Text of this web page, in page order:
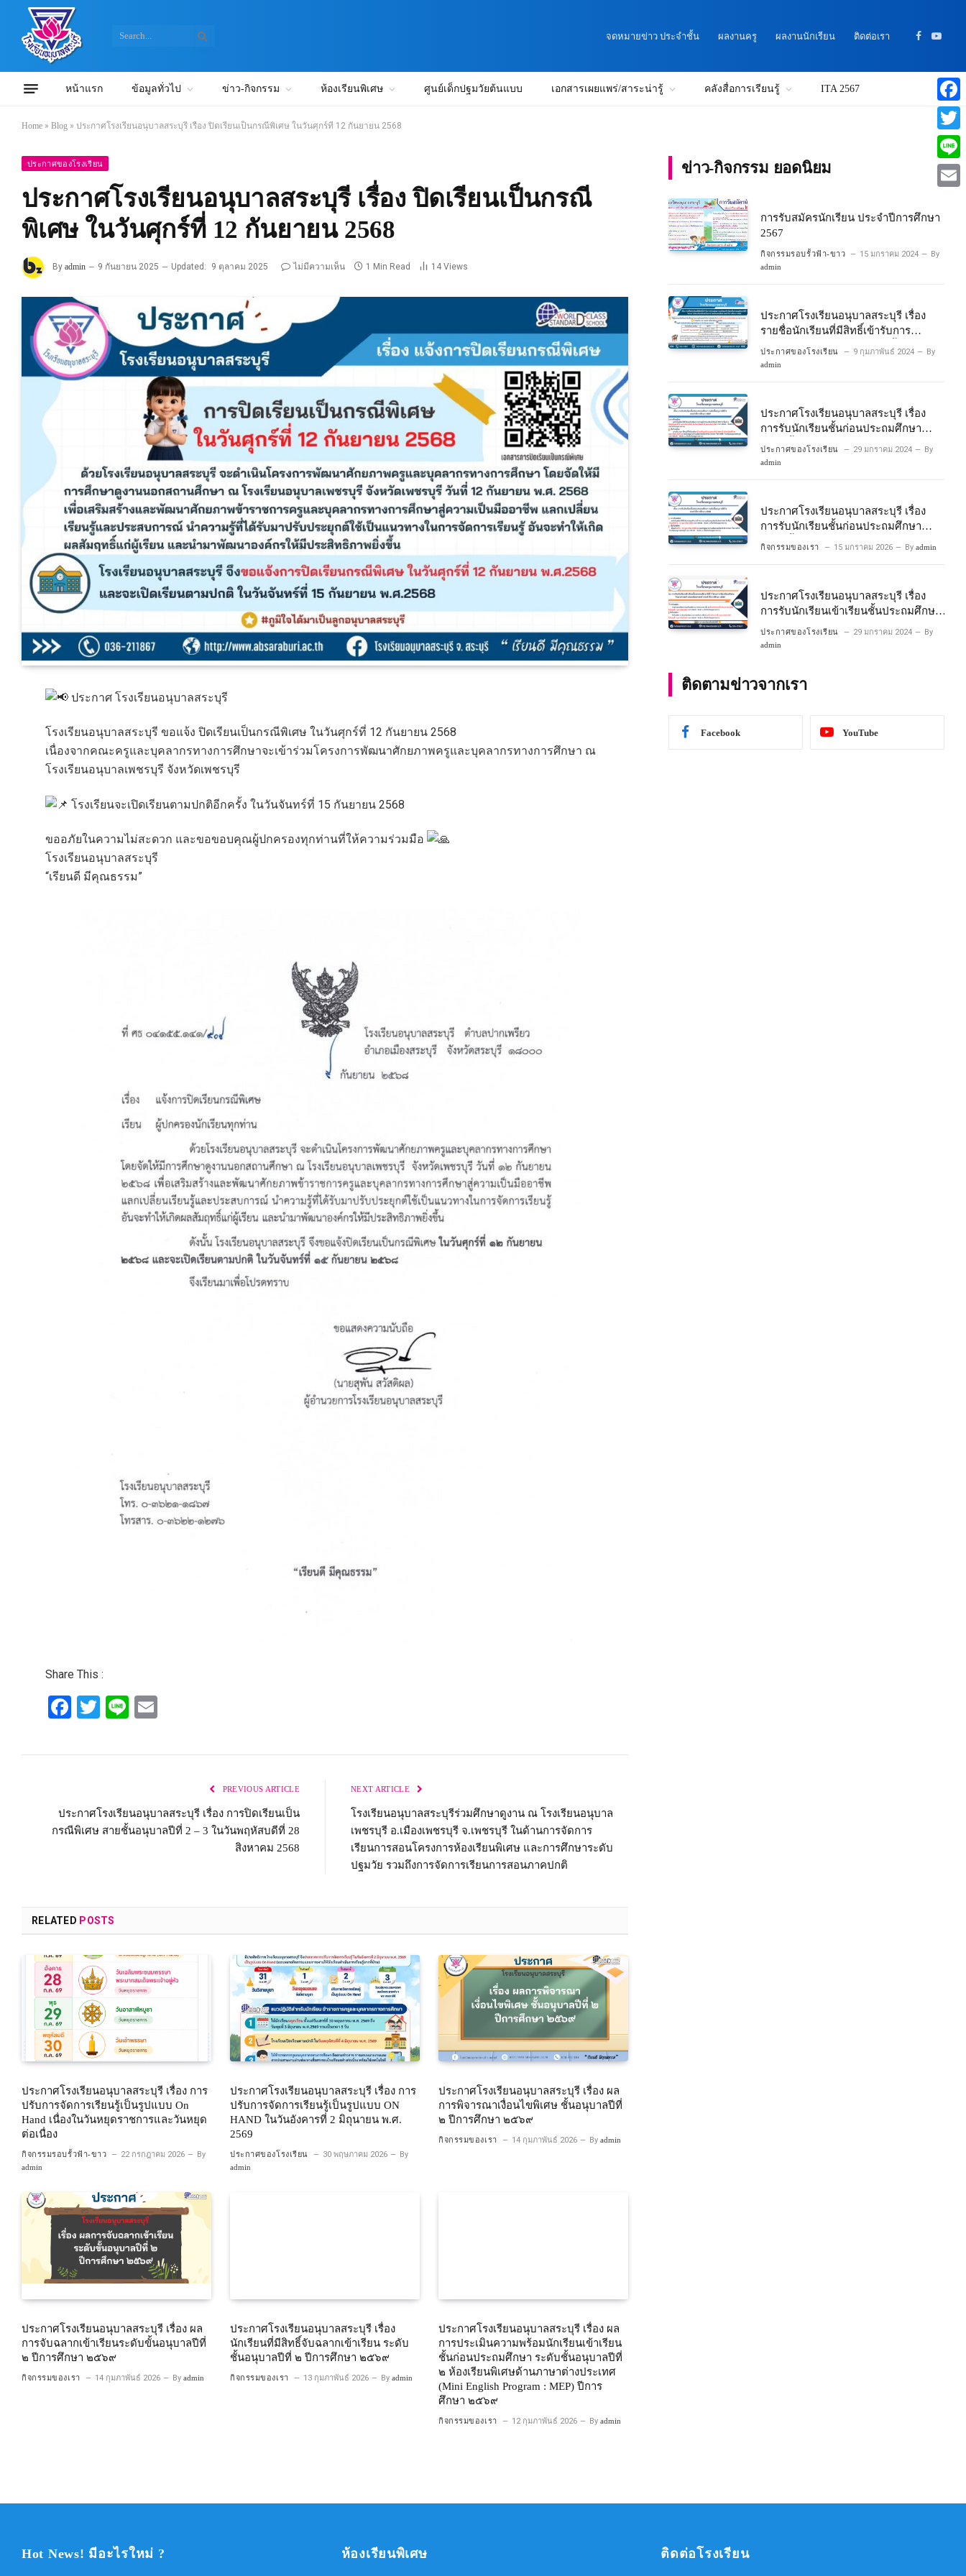
จดหมายข่าว ประจำชั้น ผลงานครู ผลงานนักเรียน ติดต่อเรา
Facebook
หน้าแรก ข้อมูลทั่วไป ข่าว-กิจกรรม ห้องเรียนพิเศษ ศูนย์เด็กปฐมวัยต้นแบบ เอกสารเผยแพร่/สาระน่ารู้ คลังสื่อการเรียนรู้ ITA 2567
Home » Blog » ประกาศโรงเรียนอนุบาลสระบุรี เรื่อง ปิดเรียนเป็นกรณีพิเศษ ในวันศุกร์ที่ 12 กันยายน 2568
ประกาศของโรงเรียน
ประกาศโรงเรียนอนุบาลสระบุรี เรื่อง ปิดเรียนเป็นกรณี
พิเศษ ในวันศุกร์ที่ 12 กันยายน 2568
By admin 9 กันยายน 2025 Updated: 9 ตุลาคม 2025 ไม่มีความเห็น 1 Min Read 14 Views
ประกาศ โรงเรียนอนุบาลสระบุรี
โรงเรียนอนุบาลสระบุรี ขอแจ้ง ปิดเรียนเป็นกรณีพิเศษ ในวันศุกร์ที่ 12 กันยายน 2568
เนื่องจากคณะครูและบุคลากรทางการศึกษาจะเข้าร่วมโครงการพัฒนาศักยภาพครูและบุคลากรทางการศึกษา ณ
โรงเรียนอนุบาลเพชรบุรี จังหวัดเพชรบุรี
โรงเรียนจะเปิดเรียนตามปกติอีกครั้ง ในวันจันทร์ที่ 15 กันยายน 2568
ขออภัยในความไม่สะดวก และขอขอบคุณผู้ปกครองทุกท่านที่ให้ความร่วมมือ
โรงเรียนอนุบาลสระบุรี
“เรียนดี มีคุณธรรม”
Share This :
Facebook
Twitter
Line
PREVIOUS ARTICLE
ประกาศโรงเรียนอนุบาลสระบุรี เรื่อง การปิดเรียนเป็น
กรณีพิเศษ สายชั้นอนุบาลปีที่ 2 – 3 ในวันพฤหัสบดีที่ 28
สิงหาคม 2568
NEXT ARTICLE
โรงเรียนอนุบาลสระบุรีร่วมศึกษาดูงาน ณ โรงเรียนอนุบาล
เพชรบุรี อ.เมืองเพชรบุรี จ.เพชรบุรี ในด้านการจัดการ
เรียนการสอนโครงการห้องเรียนพิเศษ และการศึกษาระดับ
ปฐมวัย รวมถึงการจัดการเรียนการสอนภาคปกติ
RELATED POSTS
ประกาศโรงเรียนอนุบาลสระบุรี เรื่อง การ
ปรับการจัดการเรียนรู้เป็นรูปแบบ On
Hand เนื่องในวันหยุดราชการและวันหยุด
ต่อเนื่อง
กิจกรรมรอบรั้วฟ้า-ขาว 22 กรกฎาคม 2026 By
admin
ประกาศโรงเรียนอนุบาลสระบุรี เรื่อง การ
ปรับการจัดการเรียนรู้เป็นรูปแบบ ON
HAND ในวันอังคารที่ 2 มิถุนายน พ.ศ.
2569
ประกาศของโรงเรียน 30 พฤษภาคม 2026 By
admin
ประกาศโรงเรียนอนุบาลสระบุรี เรื่อง ผล
การพิจารณาเงื่อนไขพิเศษ ชั้นอนุบาลปีที่
๒ ปีการศึกษา ๒๕๖๙
กิจกรรมของเรา 14 กุมภาพันธ์ 2026 By admin
ประกาศโรงเรียนอนุบาลสระบุรี เรื่อง ผล
การจับฉลากเข้าเรียนระดับขั้นอนุบาลปีที่
๒ ปีการศึกษา ๒๕๖๙
กิจกรรมของเรา 14 กุมภาพันธ์ 2026 By admin
ประกาศโรงเรียนอนุบาลสระบุรี เรื่อง
นักเรียนที่มีสิทธิ์จับฉลากเข้าเรียน ระดับ
ชั้นอนุบาลปีที่ ๒ ปีการศึกษา ๒๕๖๙
กิจกรรมของเรา 13 กุมภาพันธ์ 2026 By admin
ประกาศโรงเรียนอนุบาลสระบุรี เรื่อง ผล
การประเมินความพร้อมนักเรียนเข้าเรียน
ชั้นก่อนประถมศึกษา ระดับชั้นอนุบาลปีที่
๒ ห้องเรียนพิเศษด้านภาษาต่างประเทศ
(Mini English Program : MEP) ปีการ
ศึกษา ๒๕๖๙
กิจกรรมของเรา 12 กุมภาพันธ์ 2026 By admin
ข่าว-กิจกรรม ยอดนิยม
การรับสมัครนักเรียน ประจำปีการศึกษา
2567
กิจกรรมรอบรั้วฟ้า-ขาว 15 มกราคม 2024 By
admin
ประกาศโรงเรียนอนุบาลสระบุรี เรื่อง
รายชื่อนักเรียนที่มีสิทธิ์เข้ารับการ
ประเมินความพร้อมเข้าเรียนชั้นประถม
ศึกษาปีที่ 1 โครงการห้องเรียนพิเศษ
ประกาศของโรงเรียน 9 กุมภาพันธ์ 2024 By
admin
ประกาศโรงเรียนอนุบาลสระบุรี เรื่อง
การรับนักเรียนชั้นก่อนประถมศึกษา
ระดับชั้นอนุบาลปีที่ 2 ประจําปีการศึกษา
2567
ประกาศของโรงเรียน 29 มกราคม 2024 By
admin
ประกาศโรงเรียนอนุบาลสระบุรี เรื่อง
การรับนักเรียนชั้นก่อนประถมศึกษา
ระดับชั้นอนุบาลปีที่ ๒ ประจำปีการศึกษา
กิจกรรมของเรา 15 มกราคม 2026 By admin
ประกาศโรงเรียนอนุบาลสระบุรี เรื่อง
การรับนักเรียนเข้าเรียนชั้นประถมศึกษา
ปีที่ 1 โครงการห้องเรียนพิเศษ
วิทยาศาสตร์ และคณิตศาสตร์ ประจําปี
ประกาศของโรงเรียน 29 มกราคม 2024 By
admin
ติดตามข่าวจากเรา
Facebook YouTube
Hot News! มีอะไรใหม่ ? ห้องเรียนพิเศษ ติดต่อโรงเรียน
Line